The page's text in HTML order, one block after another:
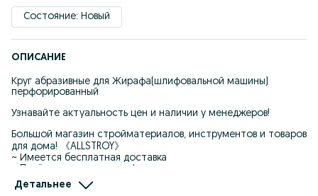
Состояние: Новый
ОПИСАНИЕ
Круг абразивные для Жирафа(шлифовальной машины)
перфорированный
Узнавайте актуальность цен и наличии у менеджеров!
Большой магазин стройматериалов, инструментов и товаров
для дома! 《ALLSTROY》
~ Имеется бесплатная доставка
~ Приём заказов по телефону
~ Kaspi QR RED Credit 0%(рассрочка)
~ Низкие цены/Дисконтная система
Детальнее